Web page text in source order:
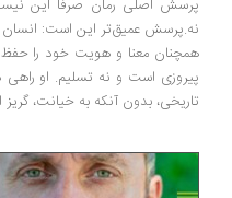
اصلی رمان صرفاً این نیست که
عمیق‌تر این است: انسان پس
معنا و هویت خود را حفظ کند؟...
است و نه تسلیم. او راهی دیگر
بدون آنکه به خیانت، گریز از